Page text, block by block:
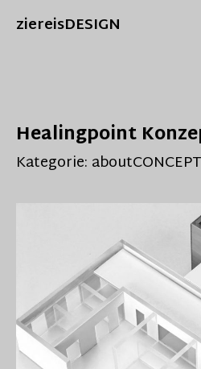
ziereisDESIGN
Healingpoint
Kategorie: aboutCONCEPT